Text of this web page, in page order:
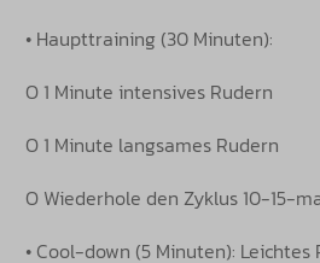
• Haupttraining (30 Minuten):
O 1 Minute intensives Rudern
O 1 Minute langsames Rudern
O Wiederhole den Zyklus 10-15-
• Cool-down (5 Minuten):